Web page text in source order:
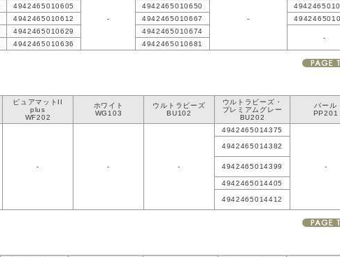
- -
4942465010605 4942465010650
4942465010612 4942465010667
4942465010629
4942465010674
-
4942465010636 4942465010681
ピュアマットII
plus
WF202
ホワイト
WG103
ウルトラビーズ
BU102
ウルトラビーズ・
プレミアムグレー
BU202
パール
PP201
- - -
4942465014375
-
4942465014382
4942465014399
4942465014405
4942465014412